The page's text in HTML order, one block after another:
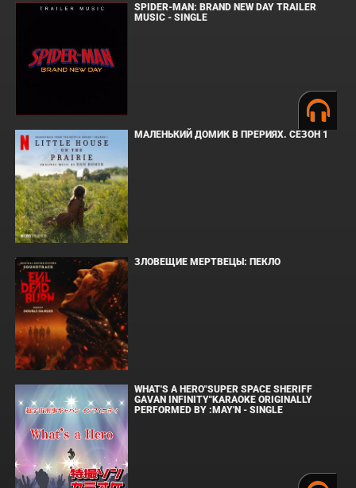
SPIDER-MAN: BRAND NEW DAY TRAILER
MUSIC - SINGLE
МАЛЕНЬКИЙ ДОМИК В ПРЕРИЯХ. СЕЗОН 1
ЗЛОВЕЩИЕ МЕРТВЕЦЫ: ПЕКЛО
WHAT'S A HERO"SUPER SPACE SHERIFF
GAVAN INFINITY"KARAOKE ORIGINALLY
PERFORMED BY :MAY'N - SINGLE